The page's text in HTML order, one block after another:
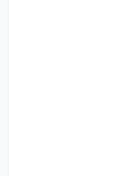
صنعتی
بهبود کیفیت آب شرب